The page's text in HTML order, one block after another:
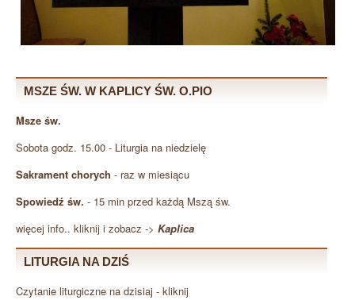
Msza św.
Kolęda na salach
Kolęda na salach
Kolęda na salach
Kolęda na salach
Kolęda na salach
Kolęda na salach
Kolęda na salach
MSZE ŚW. W KAPLICY ŚW. O.PIO
Msze św.
Sobota godz. 15.00 - Liturgia na niedzielę
Sakrament chorych - raz w miesiącu
Spowiedź św. - 15 min przed każdą Mszą św.
więcej info.. kliknij i zobacz -> Kaplica
LITURGIA NA DZIŚ
Czytanie liturgiczne na dzisiaj - kliknij